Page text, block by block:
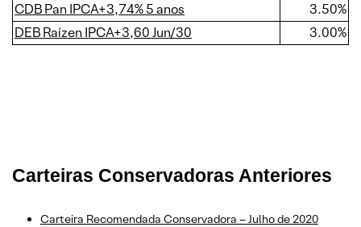
CDB Pan IPCA+3,74% 5 anos
3.50%
DEB Raízen IPCA+3,60 Jun/30
3.00%
Carteiras Conservadoras Anteriores
Carteira Recomendada Conservadora – Julho de 2020